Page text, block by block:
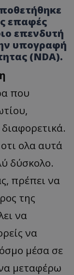
επαφές
επενδυτή
υπογραφή
(NDA).
που
ολα αυτά
δύσκολο.
πρέπει να
της
να
να
μέσα σε
μεταφέρω